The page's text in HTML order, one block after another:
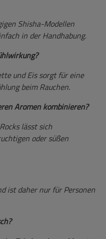
Shisha-Modellen
in der Handhabung.
und Eis sorgt für eine
beim Rauchen.
Aromen kombinieren?
lässt sich
oder süßen
ist daher nur für Personen